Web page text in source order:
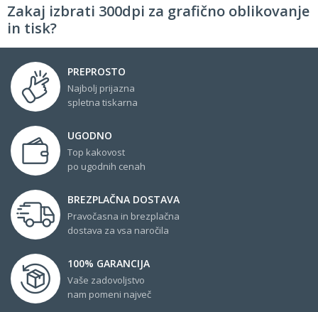
Zakaj izbrati 300dpi za grafično oblikovanje
in tisk?
PREPROSTO
Najbolj prijazna
spletna tiskarna
UGODNO
Top kakovost
po ugodnih cenah
BREZPLAČNA DOSTAVA
Pravočasna in brezplačna
dostava za vsa naročila
100% GARANCIJA
Vaše zadovoljstvo
nam pomeni največ